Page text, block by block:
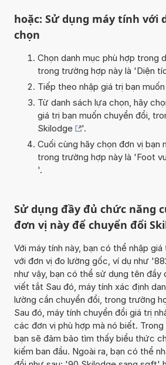
hoặc: Sử dụng máy tính với
chọn
Chọn danh mục phù hợp trong
trong trường hợp này là 'Diện
Tiếp theo nhập giá trị bạn
Từ danh sách lựa chọn, hãy
giá trị bạn muốn chuyển đổi,
Skilodge
'.
Cuối cùng hãy chọn đơn vị bạn
trong trường hợp này là 'Foot
'.
Sử dụng đầy đủ chức năng
đơn vị này để chuyển đổi
Với máy tính này, bạn có thể nhập
với đơn vị đo lường gốc, ví dụ như
như vậy, bạn có thể sử dụng tên đầy
viết tắt Sau đó, máy tính xác định
lường cần chuyển đổi, trong trường
Sau đó, máy tính chuyển đổi giá trị
các đơn vị phù hợp mà nó biết. Trong
bạn sẽ đảm bảo tìm thấy biểu thức
kiếm ban đầu. Ngoài ra, bạn có thể